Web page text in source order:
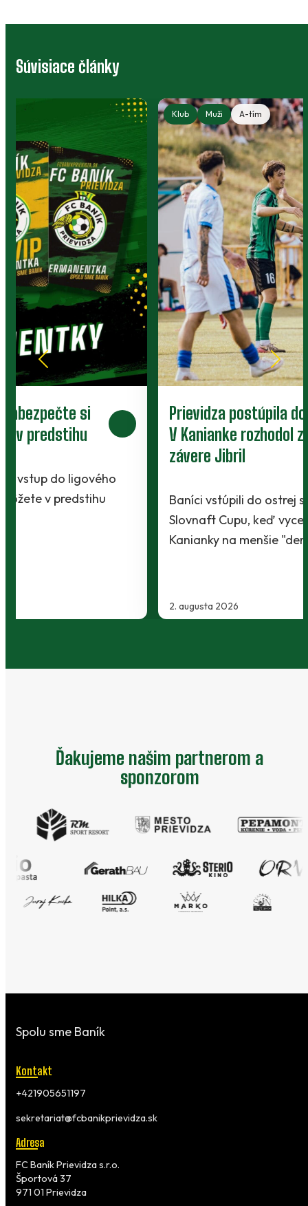
Súvisiace články
A-tím
Prievidza postúpila do 2. kola pohára.
V Kanianke rozhodol z penalty v
Baníci vstúpili do ostrej sezóny súbojom 1. kola
Slovnaft Cupu, keď vycestovali do neďalekej
Kanianky na menšie "derby". Takmer 700…
Ďakujeme našim partnerom a
sponzorom
Spolu sme Baník
Kontakt
+421905651197
sekretariat@fcbanikprievidza.sk
Adresa
FC Baník Prievidza s.r.o.
Športová 37
971 01 Prievidza